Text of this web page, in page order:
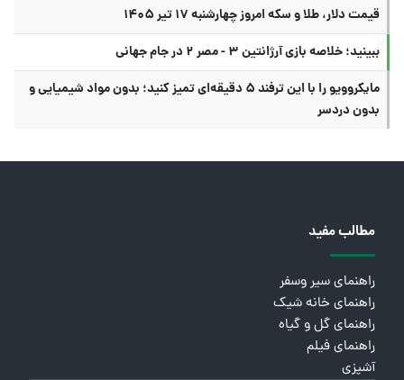
قیمت دلار، طلا و سکه امروز چهارشنبه ۱۷ تیر ۱۴۰۵
ببینید؛ خلاصه بازی آرژانتین ۳ - مصر ۲ در جام جهانی
مایکروویو را با این ترفند ۵ دقیقه‌ای تمیز کنید؛ بدون مواد شیمیایی و
بدون دردسر
مطالب مفید
راهنمای سیر وسفر
راهنمای خانه شیک
راهنمای گل و گیاه
راهنمای فیلم
آشپزی